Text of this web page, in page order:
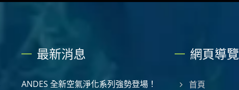
最新消息
ANDES 全新空氣淨化系列強勢登場！
網頁導覽
首頁